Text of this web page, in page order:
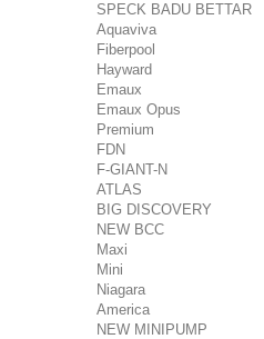
SPECK BADU BETTAR
Aquaviva
Fiberpool
Hayward
Emaux
Emaux Opus
Premium
FDN
F-GIANT-N
ATLAS
BIG DISCOVERY
NEW BCC
Maxi
Mini
Niagara
America
NEW MINIPUMP